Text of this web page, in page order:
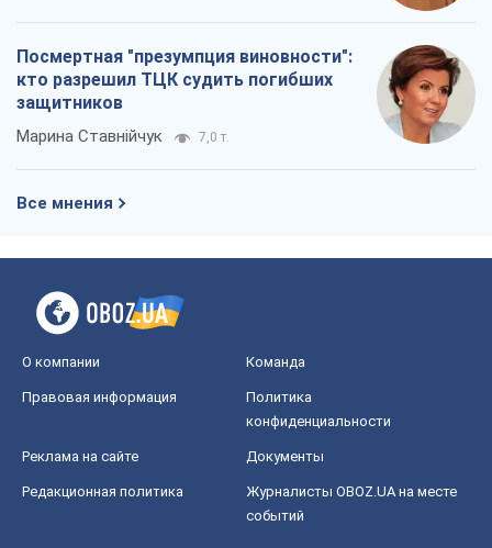
Посмертная "презумпция виновности":
кто разрешил ТЦК судить погибших
защитников
Марина Ставнійчук 7,0 т.
Все мнения
О компании Команда
Правовая информация
Политика
конфиденциальности
Реклама на сайте Документы
Редакционная политика
Журналисты OBOZ.UA на месте
событий